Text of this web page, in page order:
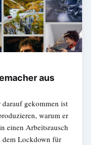
aus
gekommen ist
warum er
einen Arbeitsrausch
dem Lockdown für